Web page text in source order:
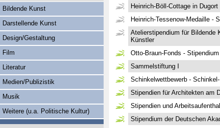
Heinrich-Böll-Cottage in
Heinrich-Tessenow-Medaille -
Atelierstipendium für Bildende
Künstler
Otto-Braun-Fonds -
Sammelstiftung I
Schinkelwettbewerb -
Stipendien für Architekten am
Stipendien und
Stipendium der Deutschen
Bildende Kunst
Darstellende Kunst
Design/Gestaltung
Film
Literatur
Medien/Publizistik
Musik
Weitere (u.a. Politische Kultur)